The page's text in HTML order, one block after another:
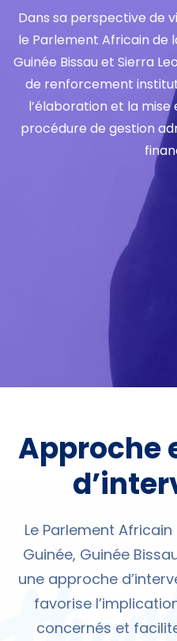
Dans sa perspective de
le Parlement Africain de
Guinée Bissau et Sierra
de renforcement
l’élaboration et la mise
procédure de gestion
Approche
Le Parlement
Guinée, Guinée
une approche
favorise
concernés et